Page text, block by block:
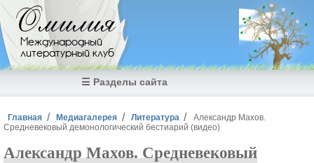
Перейти к основному содержанию
Омилия
Международный
литературный клуб
☰ Разделы сайта
Вы здесь
Главная Медиагалерея Литература
Александр Махов.
Средневековый демонологический бестиарий (видео)
Александр Махов. Средневековый